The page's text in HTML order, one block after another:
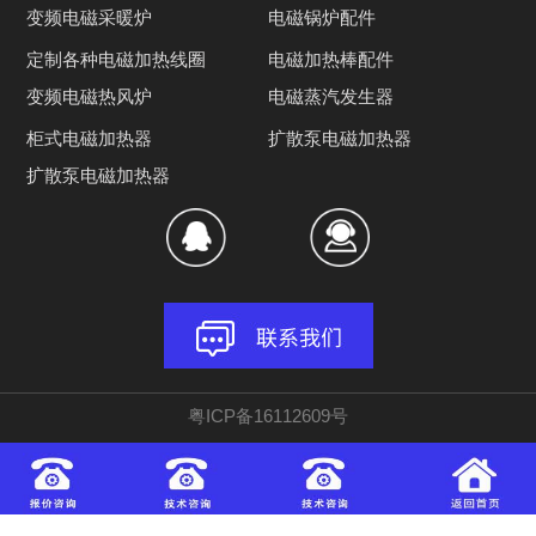
变频电磁采暖炉 电磁锅炉配件
定制各种电磁加热线圈
电磁加热棒配件
变频电磁热风炉
电磁蒸汽发生器
柜式电磁加热器
扩散泵电磁加热器
扩散泵电磁加热器
粤ICP备16112609号